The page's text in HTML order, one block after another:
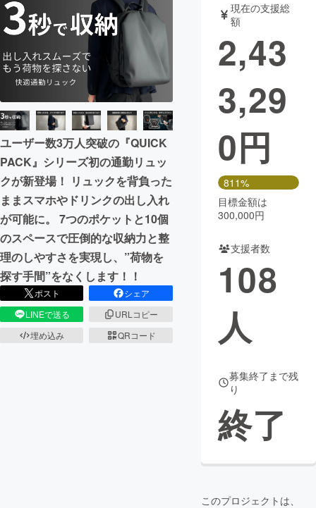
ユーザー数3万人突破の『QUICK
PACK』シリーズ初の通勤リュッ
クが新登場！ リュックを背負った
ままスマホやドリンクの出し入れ
が可能に。 7つのポケットと10個
のスペースで圧倒的な収納力と整
理のしやすさを実現し、”荷物を
探す手間”をなくします！！
ポスト
シェア
LINEで送る
URLコピー
埋め込み
QRコード
現在の支援総
額
2,43
3,29
0円
811%
目標金額は
300,000円
支援者数
108
人
募集終了まで残
り
終了
このプロジェクトは、